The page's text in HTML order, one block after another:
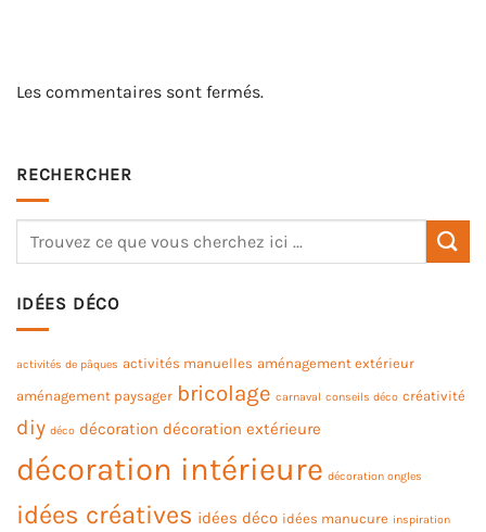
Les commentaires sont fermés.
RECHERCHER
IDÉES DÉCO
activités de pâques activités manuelles aménagement extérieur
aménagement paysager bricolage carnaval conseils déco créativité
diy déco décoration décoration extérieure
décoration intérieure décoration ongles
idées créatives idées déco idées manucure inspiration